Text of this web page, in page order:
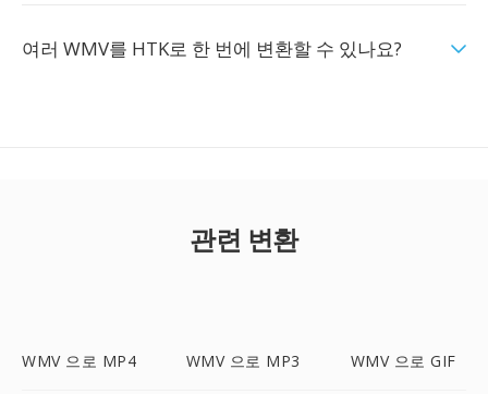
여러 WMV를 HTK로 한 번에 변환할 수 있나요?
관련 변환
WMV 으로 MP4 WMV 으로 MP3 WMV 으로 GIF